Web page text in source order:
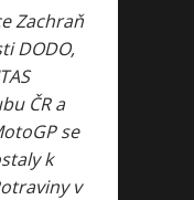
Zachraň
DODO,
ČR a
se
k
v